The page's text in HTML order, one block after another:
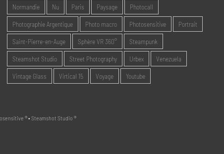
Normandie Nu Paris Paysage Photocall
Photographie Argentique Photo macro Photosensitive Portrait
Saint-Pierre-en-Auge Sphère VR 360° Steampunk
Steamshot Studio Street Photography Urbex Venezuela
Vintage Glass Virtical 15 Voyage Youtube
® • Steamshot Studio ®